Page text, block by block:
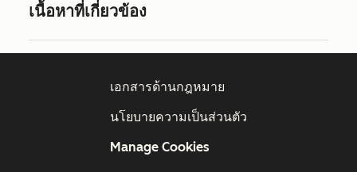
เนื้อหาที่เกี่ยวข้อง
เอกสารด้านกฎหมาย
นโยบายความเป็นส่วนตัว
Manage Cookies